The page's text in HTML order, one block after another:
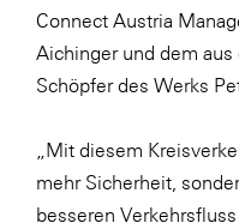
SeneCura
SERVICE&MORE
Somfy
Sony DADC
Connect Austria
Aichinger und dem
Schöpfer des Werks
„Mit diesem
mehr Sicherheit,
besseren